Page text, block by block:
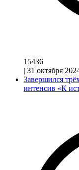
15436
| 31 октября
Завершился
интенсив «К